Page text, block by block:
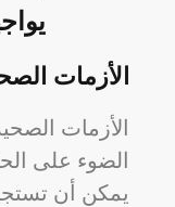
الأزمات
الضوء على
يمكن أن